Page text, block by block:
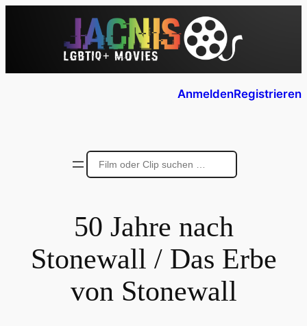
AnmeldenRegistrieren
50 Jahre nach
Stonewall / Das Erbe
von Stonewall